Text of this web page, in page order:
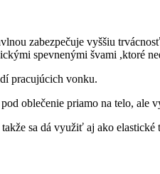
zabezpečuje vyššiu
spevnenými švami ,ktoré
pracujúcich vonku.
oblečenie priamo na telo,
sa dá využiť aj ako